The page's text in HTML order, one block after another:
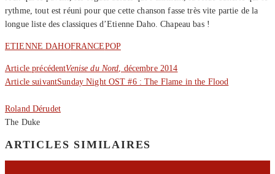
rythme, tout est réuni pour que cette chanson fasse très vite partie de la
longue liste des classiques d’Etienne Daho. Chapeau bas !
ETIENNE DAHOFRANCEPOP
Article précédentVenise du Nord , décembre 2014
Article suivantSunday Night OST #6 : The Flame in the Flood
Roland Dérudet
The Duke
ARTICLES SIMILAIRES